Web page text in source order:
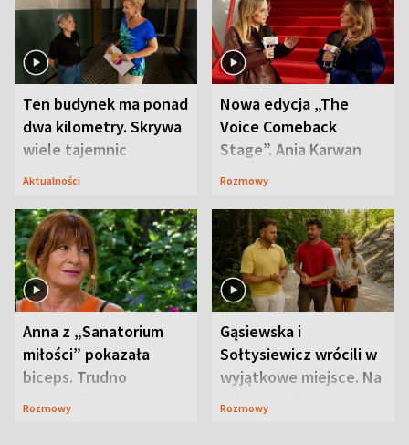
Ten budynek ma ponad
dwa kilometry. Skrywa
wiele tajemnic
Aktualności
Nowa edycja „The
Voice Comeback
Stage”. Ania Karwan
zapowiada
Rozmowy
Anna z „Sanatorium
miłości” pokazała
biceps. Trudno
uwierzyć, co przeszła
Rozmowy
Gąsiewska i
Sołtysiewicz wrócili w
wyjątkowe miejsce. Na
szlaku czekał
Rozmowy